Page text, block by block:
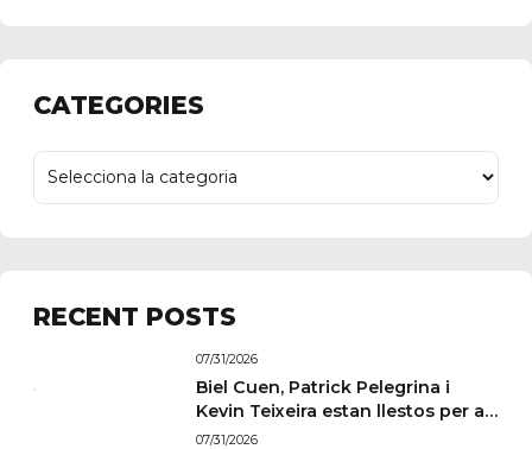
CATEGORIES
RECENT POSTS
07/31/2026
Biel Cuen, Patrick Pelegrina i
Kevin Teixeira estan llestos per a
París
07/31/2026